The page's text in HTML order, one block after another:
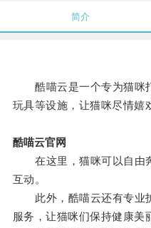
简介
酷喵云是一个专为猫咪打
玩具等设施，让猫咪尽情嬉
酷喵云官网
在这里，猫咪可以自由
互动。
此外，酷喵云还有专业
服务，让猫咪们保持健康美